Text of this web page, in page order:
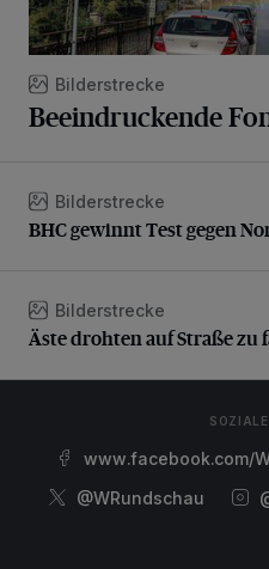
Bilderstrecke
Beeindruckende
BHC gewinnt Test gegen
Bilderstrecke
BHC gewinnt Test gegen
Äste drohten auf Straße zu
Bilderstrecke
Äste drohten auf Straße zu
www.facebook.com/
@WRundschau